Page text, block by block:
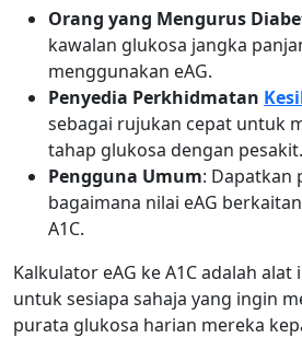
Orang yang Mengurus
kawalan glukosa jangka
menggunakan eAG.
Penyedia Perkhidmatan
sebagai rujukan cepat untuk
tahap glukosa dengan pesakit.
Pengguna Umum: Dapatkan
bagaimana nilai eAG
A1C.
Kalkulator eAG ke A1C adalah
untuk sesiapa sahaja yang ingin
purata glukosa harian mereka